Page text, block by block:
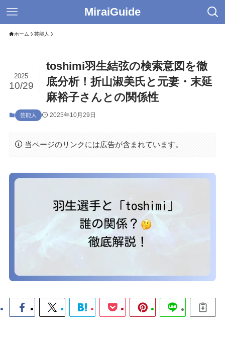
MiraiGuide
ホーム 芸能人
toshimi羽生結弦の検索意図を徹
底分析！折山淑美氏と元妻・末延
麻裕子さんとの関係性
2025
10/29
芸能人 2025年10月29日
当ページのリンクには広告が含まれています。